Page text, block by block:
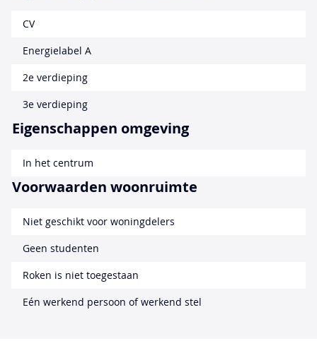
CV
Energielabel A
2e verdieping
3e verdieping
Eigenschappen omgeving
In het centrum
Voorwaarden woonruimte
Niet geschikt voor woningdelers
Geen studenten
Roken is niet toegestaan
Eén werkend persoon of werkend stel